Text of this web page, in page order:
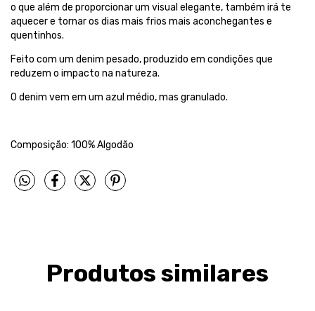
o que além de proporcionar um visual elegante, também irá te
aquecer e tornar os dias mais frios mais aconchegantes e
quentinhos.
Feito com um denim pesado, produzido em condições que
reduzem o impacto na natureza.
O denim vem em um azul médio, mas granulado.
Composição: 100% Algodão
Produtos similares